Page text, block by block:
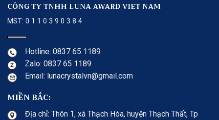
CÔNG TY TNHH LUNA AWARD VIET NAM
MST: 0 1 1 0 3 9 0 3 8 4
Hotline: 0837 65 1189
Zalo: 0837 65 1189
Email: lunacrystalvn@gmail.com
MIỀN BẮC:
Địa chỉ: Thôn 1, xã Thạch Hòa, huyện Thạch Thất, Tp